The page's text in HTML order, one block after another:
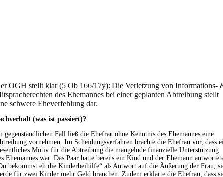
OGH stellt klar (5 Ob 166/17y): Die Verletzung von Informations-
des Ehemannes bei einer geplanten Abtreibung stellt
schwere Eheverfehlung dar.
(was ist passiert)?
gegenständlichen Fall ließ die Ehefrau ohne Kenntnis des Ehemannes eine
vornehmen. Im Scheidungsverfahren brachte die Ehefrau vor, dass
Motiv für die Abtreibung die mangelnde finanzielle Unterstützung
Ehemannes war. Das Paar hatte bereits ein Kind und der Ehemann
bekommst eh die Kinderbeihilfe“ als Antwort auf die Äußerung der Frau,
für zwei Kinder mehr Geld brauchen. Zudem erklärte die Ehefrau, dass